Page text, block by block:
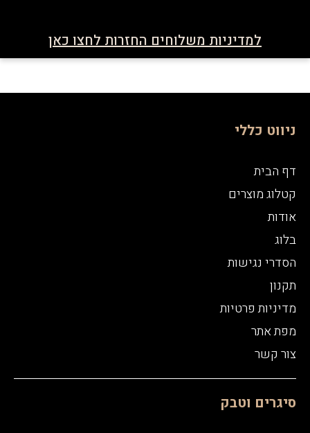
למדיניות משלוחים החזרות לחצו כאן
ניווט כללי
דף הבית
קטלוג מוצרים
אודות
בלוג
הסדרי נגישות
תקנון
מדיניות פרטיות
מפת אתר
צור קשר
סיגרים וטבק